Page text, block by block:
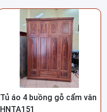
Tủ áo 4 buồng gỗ cẩm vân
HNTA151